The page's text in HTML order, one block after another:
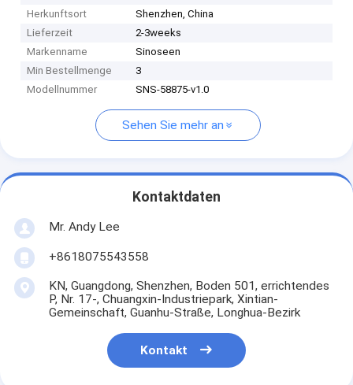
Herkunftsort
Shenzhen, China
Lieferzeit
2-3weeks
Markenname
Sinoseen
Min Bestellmenge
3
Modellnummer
SNS-58875-v1.0
Sehen Sie mehr an
Kontaktdaten
Mr. Andy Lee
+8618075543558
KN, Guangdong, Shenzhen, Boden 501, errichtendes
P, Nr. 17-, Chuangxin-Industriepark, Xintian-
Gemeinschaft, Guanhu-Straße, Longhua-Bezirk
Kontakt